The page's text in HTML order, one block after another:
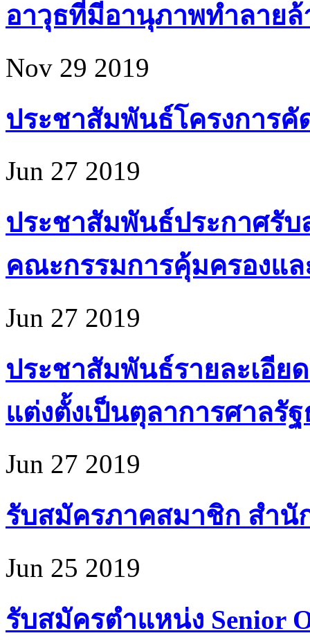
อาวุธที่มีอานุภาพทำลายล้
Nov 29 2019
ประชาสัมพันธ์โครงการคั
Jun 27 2019
ประชาสัมพันธ์ประกาศรั
คณะกรรมการคุ้มครองแ
Jun 27 2019
ประชาสัมพันธ์รายละเอีย
แต่งตั้งเป็นตุลาการศาลรั
Jun 27 2019
รับสมัครภาคสมาชิก สำนั
Jun 25 2019
รับสมัครตำแหน่ง Senior